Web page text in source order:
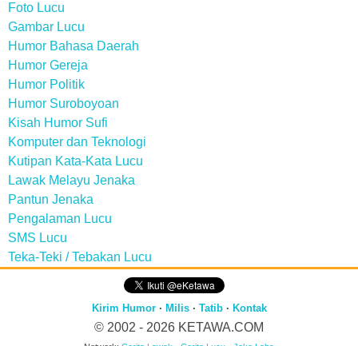
Foto Lucu
Gambar Lucu
Humor Bahasa Daerah
Humor Gereja
Humor Politik
Humor Suroboyoan
Kisah Humor Sufi
Komputer dan Teknologi
Kutipan Kata-Kata Lucu
Lawak Melayu Jenaka
Pantun Jenaka
Pengalaman Lucu
SMS Lucu
Teka-Teki / Tebakan Lucu
Kirim Humor· Milis· Tatib· Kontak
© 2002 - 2026 KETAWA.COM